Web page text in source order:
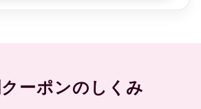
ーポンのしくみ